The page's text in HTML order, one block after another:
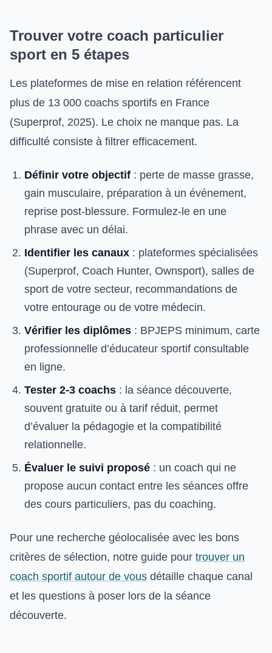
Trouver votre coach particulier
sport en 5 étapes
Les plateformes de mise en relation référencent
plus de 13 000 coachs sportifs en France
(Superprof, 2025). Le choix ne manque pas. La
difficulté consiste à filtrer efficacement.
Définir votre objectif : perte de masse grasse,
gain musculaire, préparation à un événement,
reprise post-blessure. Formulez-le en une
phrase avec un délai.
Identifier les canaux : plateformes spécialisées
(Superprof, Coach Hunter, Ownsport), salles de
sport de votre secteur, recommandations de
votre entourage ou de votre médecin.
Vérifier les diplômes : BPJEPS minimum, carte
professionnelle d’éducateur sportif consultable
en ligne.
Tester 2-3 coachs : la séance découverte,
souvent gratuite ou à tarif réduit, permet
d’évaluer la pédagogie et la compatibilité
relationnelle.
Évaluer le suivi proposé : un coach qui ne
propose aucun contact entre les séances offre
des cours particuliers, pas du coaching.
Pour une recherche géolocalisée avec les bons
critères de sélection, notre guide pour trouver un
coach sportif autour de vous détaille chaque canal
et les questions à poser lors de la séance
découverte.